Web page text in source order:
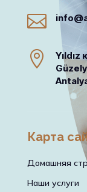


Карта
Домашняя
Наши услуги